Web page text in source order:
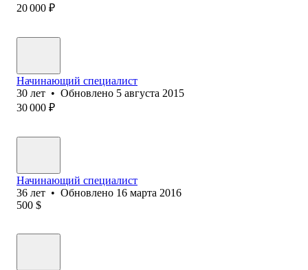
20 000 ₽
Начинающий специалист
30 лет • Обновлено 5 августа 2015
30 000 ₽
Начинающий специалист
36 лет • Обновлено 16 марта 2016
500 $